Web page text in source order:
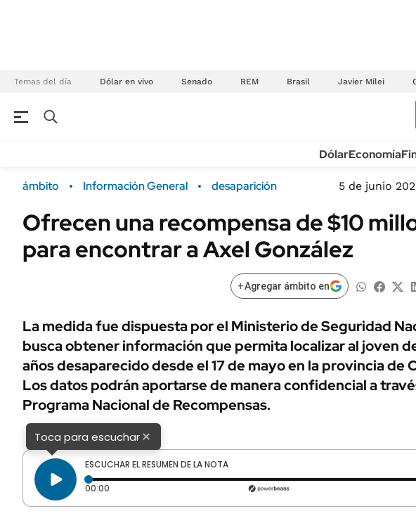
Temas del día Dólar en vivo Senado REM Brasil Javier Milei
Campo
FINANZAS
ÁMBITO DEBATE
MEDIAKIT AMBITO DEBATE
Real Estate
Sustentabilidad
Seguros
POLÍTICA
URUGUAY
MÉXICO
MUNDO
AUTOS
DólarEconomía
ámbito Información General desaparición 5 de junio
Ofrecen una recompensa de $10
para encontrar a Axel González
+Agregar ámbito en
La medida fue dispuesta por el Ministerio de Seguridad
busca obtener información que permita localizar al joven
años desaparecido desde el 17 de mayo en la provincia de
Los datos podrán aportarse de manera confidencial a
Programa Nacional de Recompensas.
Toca para escuchar×
ESCUCHAR EL RESUMEN DE LA NOTA
00:00 Tiempo transcurrido: 0 segundos